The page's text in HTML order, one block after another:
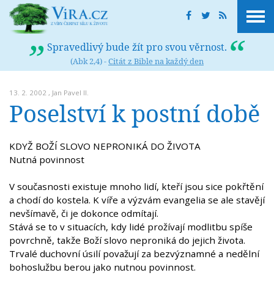
Spravedlivý bude žít pro svou věrnost.
(Abk 2,4) -Citát z Bible na každý den
13. 2. 2002 , Jan Pavel II.
Poselství k postní době
KDYŽ BOŽÍ SLOVO NEPRONIKÁ DO ŽIVOTA
Nutná povinnost
V současnosti existuje mnoho lidí, kteří jsou sice pokřtění
a chodí do kostela. K víře a výzvám evangelia se ale stavějí
nevšímavě, či je dokonce odmítají.
Stává se to v situacích, kdy lidé prožívají modlitbu spíše
povrchně, takže Boží slovo neproniká do jejich života.
Trvalé duchovní úsilí považují za bezvýznamné a nedělní
bohoslužbu berou jako nutnou povinnost.